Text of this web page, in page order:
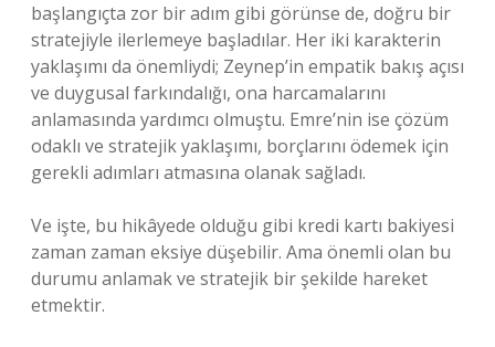
başlangıçta zor bir adım gibi görünse de, doğru bir
stratejiyle ilerlemeye başladılar. Her iki karakterin
yaklaşımı da önemliydi; Zeynep’in empatik bakış açısı
ve duygusal farkındalığı, ona harcamalarını
anlamasında yardımcı olmuştu. Emre’nin ise çözüm
odaklı ve stratejik yaklaşımı, borçlarını ödemek için
gerekli adımları atmasına olanak sağladı.
Ve işte, bu hikâyede olduğu gibi kredi kartı bakiyesi
zaman zaman eksiye düşebilir. Ama önemli olan bu
durumu anlamak ve stratejik bir şekilde hareket
etmektir.